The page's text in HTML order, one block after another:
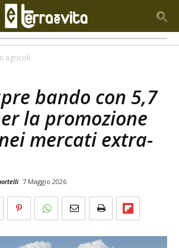
agricoli
bando con 5,7
la promozione
mercati extra-
7 Maggio 2026